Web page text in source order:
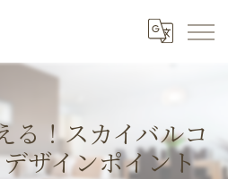
る！スカイバルコ
ザインポイント